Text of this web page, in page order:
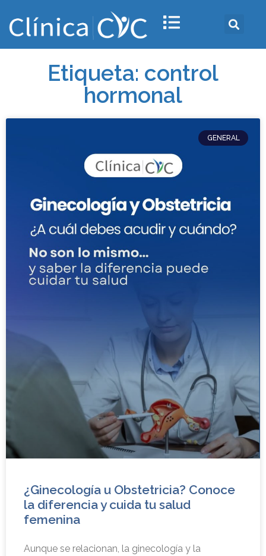
Etiqueta: control
hormonal
GENERAL
¿Ginecología u Obstetricia? Conoce
la diferencia y cuida tu salud
femenina
Aunque se relacionan, la ginecología y la